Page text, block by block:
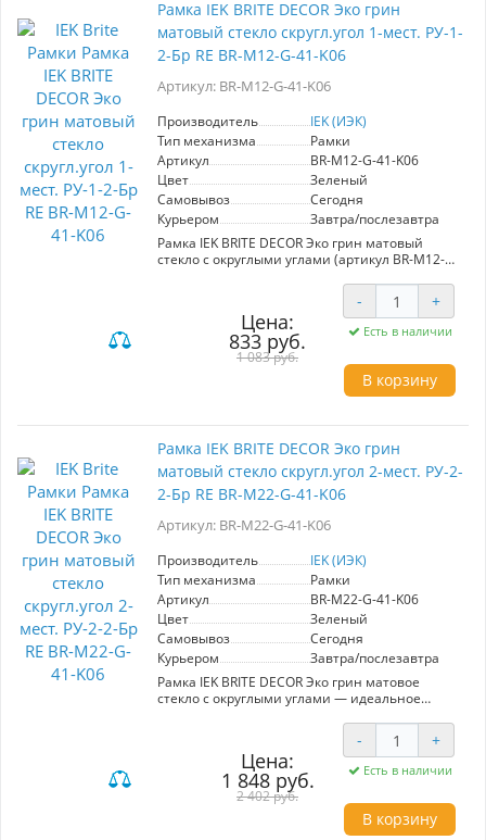
Рамка IEK BRITE DECOR Эко грин
матовый стекло скругл.угол 1-мест. РУ-1-
2-Бр RE BR-M12-G-41-K06
Артикул: BR-M12-G-41-K06
Производитель
IEK (ИЭК)
Тип механизма
Рамки
Артикул
BR-M12-G-41-K06
Цвет
Зеленый
Самовывоз
Сегодня
Курьером
Завтра/послезавтра
Рамка IEK BRITE DECOR Эко грин матовый
стекло с округлыми углами (артикул BR-M12-G-
современных интерьеров. Часть популярной
серии "BRITE", она сочетает в себе элегантный
дизайн и функциональность, что делает её
идеальной для жилых и коммерческих
объектов. Изготовленная из материалов
премиум-класса, рамка обладает высокой
надежностью и долговечностью. Цветовое
атмосферу и гармонично вписывается в
ассортимент продукции позволяет легко
объединить разные элементы, создавая
законченные интерьерные концепции.
Выбирая рамку IEK, вы инвестируете в
качество и современный стиль.
Цена:
833 руб.
1 083 руб.
- +
Есть в наличии
В корзину
Рамка IEK BRITE DECOR Эко грин
матовый стекло скругл.угол 2-мест. РУ-2-
2-Бр RE BR-M22-G-41-K06
Артикул: BR-M22-G-41-K06
Производитель
IEK (ИЭК)
Тип механизма
Рамки
Артикул
BR-M22-G-41-K06
Цвет
Зеленый
Самовывоз
Сегодня
Курьером
Завтра/послезавтра
Рамка IEK BRITE DECOR Эко грин матовое
стекло с округлыми углами — идеальное
Артикул BR-M22-G-41-K06 включает в себя
двухместную рамку, которая отлично
вписывается в современные дизайны жилых и
коммерческих помещений. Серия "BRITE" от
IEK выделяется гармоничным дизайном,
надежностью и высококачественными
материалами премиум-класса. Стекло эко грин
Цена:
1 848 руб.
2 402 руб.
- +
Есть в наличии
В корзину